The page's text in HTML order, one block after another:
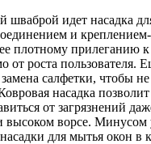
шваброй идет насадка
и
плотному прилеганию
от роста пользователя.
салфетки, чтобы
насадка
от загрязнений
высоком ворсе. Минусом
для мытья окон в